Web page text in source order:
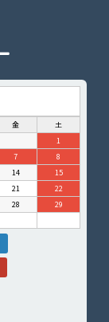
金
土
1
7
8
14
15
21
22
28
29